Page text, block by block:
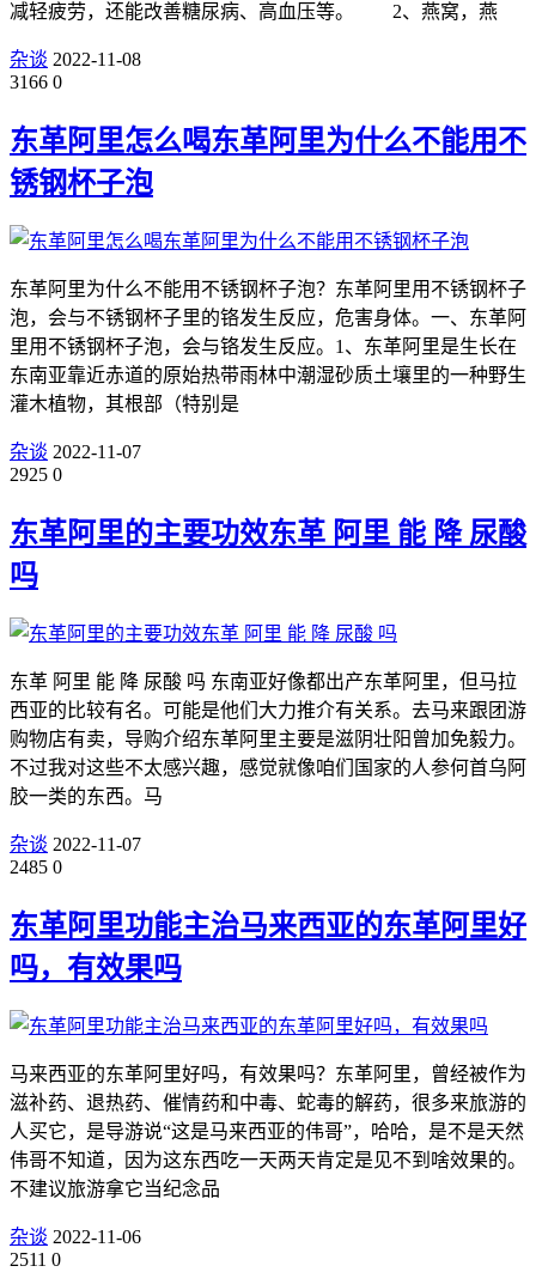
减轻疲劳，还能改善糖尿病、高血压等。 2、燕窝，燕
杂谈 2022-11-08
3166 0
东革阿里怎么喝东革阿里为什么不能用不
锈钢杯子泡
东革阿里为什么不能用不锈钢杯子泡？东革阿里用不锈钢杯子
泡，会与不锈钢杯子里的铬发生反应，危害身体。一、东革阿
里用不锈钢杯子泡，会与铬发生反应。1、东革阿里是生长在
东南亚靠近赤道的原始热带雨林中潮湿砂质土壤里的一种野生
灌木植物，其根部（特别是
杂谈 2022-11-07
2925 0
东革阿里的主要功效东革 阿里 能 降 尿酸
吗
东革 阿里 能 降 尿酸 吗 东南亚好像都出产东革阿里，但马拉
西亚的比较有名。可能是他们大力推介有关系。去马来跟团游
购物店有卖，导购介绍东革阿里主要是滋阴壮阳曾加免毅力。
不过我对这些不太感兴趣，感觉就像咱们国家的人参何首乌阿
胶一类的东西。马
杂谈 2022-11-07
2485 0
东革阿里功能主治马来西亚的东革阿里好
吗，有效果吗
马来西亚的东革阿里好吗，有效果吗？东革阿里，曾经被作为
滋补药、退热药、催情药和中毒、蛇毒的解药，很多来旅游的
人买它，是导游说“这是马来西亚的伟哥”，哈哈，是不是天然
伟哥不知道，因为这东西吃一天两天肯定是见不到啥效果的。
不建议旅游拿它当纪念品
杂谈 2022-11-06
2511 0